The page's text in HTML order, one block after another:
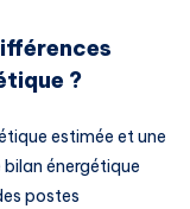
?
estimée et une
énergétique
postes